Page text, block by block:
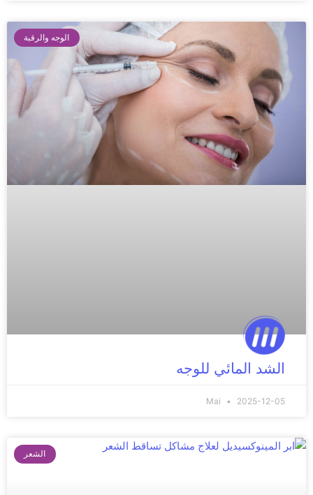
الوجه والرقبة
الشد المائي للوجه
Mai 2025-12-05
الشعر